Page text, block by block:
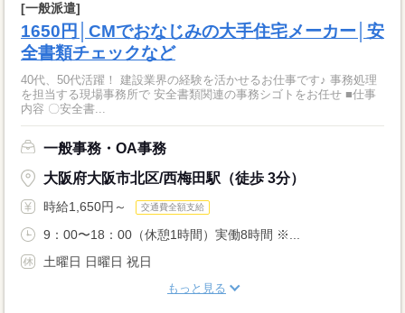
[一般派遣]
1650円│CMでおなじみの大手住宅メーカー│安
全書類チェックなど
40代、50代活躍！ 建設業界の経験を活かせるお仕事です♪ 事務処理
を担当する現場事務所で 安全書類関連の事務シゴトをお任せ ■仕事
内容 〇安全書...
一般事務・OA事務
大阪府大阪市北区/西梅田駅（徒歩 3分）
時給1,650円～ 交通費全額支給
9：00〜18：00（休憩1時間）実働8時間 ※...
土曜日 日曜日 祝日
もっと見る